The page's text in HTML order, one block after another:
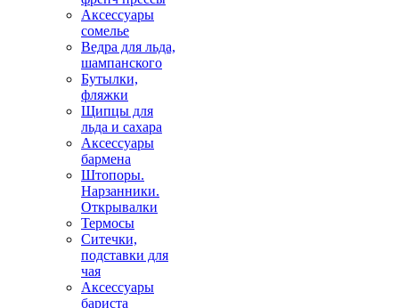
Аксессуары
сомелье
Ведра для льда,
шампанского
Бутылки,
фляжки
Щипцы для
льда и сахара
Аксессуары
бармена
Штопоры.
Нарзанники.
Открывалки
Термосы
Ситечки,
подставки для
чая
Аксессуары
бариста